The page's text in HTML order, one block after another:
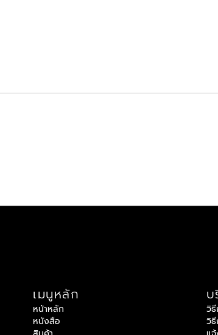
เมนูหลัก
หน้าหลัก
หนังสือ
บ
วิ
วิ